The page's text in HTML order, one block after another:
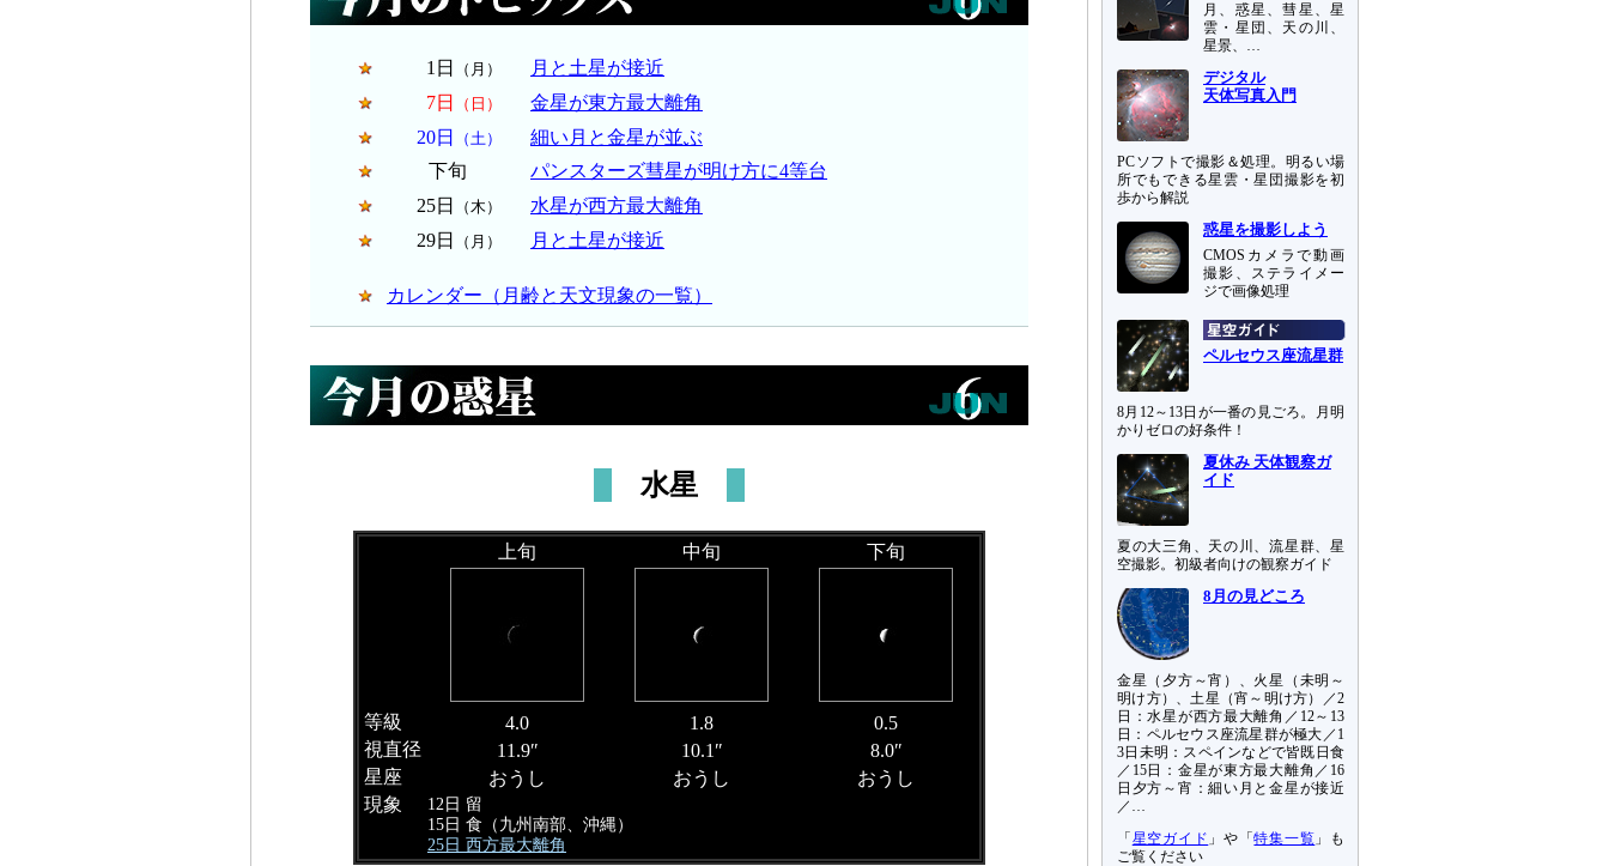
1日 （月）
月と土星が接近
7日
（日）
金星が東方最大離角
20日
（土）
細い月と金星が並ぶ
下旬
パンスターズ彗星が明け方に4等台
25日
（木）
水星が西方最大離角
29日
（月） 月と土星が接近
カレンダー（月齢と天文現象の一覧）
水星
上旬 中旬 下旬
等級 4.0 1.8
0.5
視直径
11.9″ 10.1″
8.0″
星座
おうし おうし
おうし
現象
12日 留
15日 食（九州南部、沖縄）
25日 西方最大離角
月、惑星、彗星、星
雲・星団、天の川、
星景、…
デジタル
天体写真入門
PCソフトで撮影＆処理。明るい場
所でもできる星雲・星団撮影を初
歩から解説
惑星を撮影しよう
CMOSカメラで動画
撮影、ステライメー
ジで画像処理
ペルセウス座流星群
8月12～13日が一番の見ごろ。月明
かりゼロの好条件！
夏休み 天体観察ガ
イド
夏の大三角、天の川、流星群、星
空撮影。初級者向けの観察ガイド
8月の見どころ
金星（夕方～宵）、火星（未明～
明け方）、土星（宵～明け方）／2
日：水星が西方最大離角／12～13
日：ペルセウス座流星群が極大／1
3日未明：スペインなどで皆既日食
／15日：金星が東方最大離角／16
日夕方～宵：細い月と金星が接近
／…
「 星空ガイド 」や「特集一覧 」も
ご覧ください